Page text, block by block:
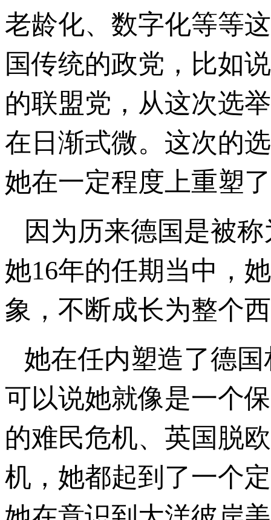
老龄化、数字化等等
国传统的政党，比如
的联盟党，从这次选
在日渐式微。这次的
她在一定程度上重塑
因为历来德国是被
她16年的任期当中，
象，不断成长为整个
她在任内塑造了德
可以说她就像是一个
的难民危机、英国脱
机，她都起到了一个